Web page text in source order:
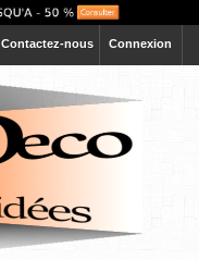
Connexion
Contactez-nous